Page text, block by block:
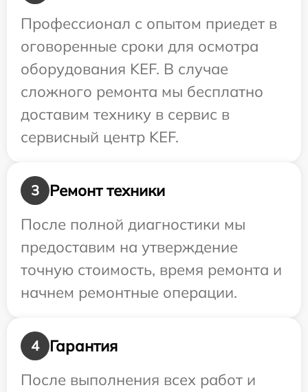
Профессионал с опытом приедет в
оговоренные сроки для осмотра
оборудования KEF. В случае
сложного ремонта мы бесплатно
доставим технику в сервис в
сервисный центр KEF.
3
Ремонт техники
После полной диагностики мы
предоставим на утверждение
точную стоимость, время ремонта и
начнем ремонтные операции.
4
Гарантия
После выполнения всех работ и